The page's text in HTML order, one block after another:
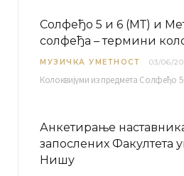
Солфеђо 5 и 6 (МТ) и
солфеђа – термини
МУЗИЧКА УМЕТНОСТ 03/06/
Анкетирање
запослених Факултета
Нишу